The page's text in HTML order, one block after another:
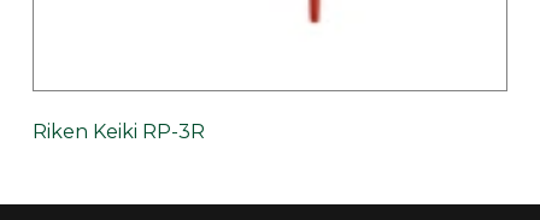
Riken Keiki RP-3R